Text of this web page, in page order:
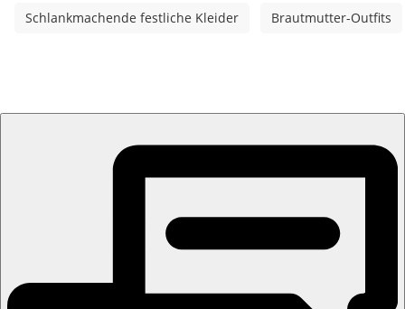
Schlankmachende festliche Kleider Brautmutter-Outfits